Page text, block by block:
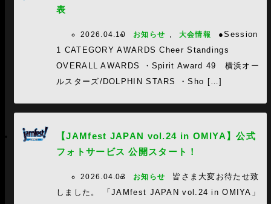
表
2026.04.10 お知らせ 大会情報
●Session
1 CATEGORY AWARDS Cheer Standings
OVERALL AWARDS ・Spirit Award 49 横浜オー
ルスターズ/DOLPHIN STARS ・Sho […]
【JAMfest JAPAN vol.24 in OMIYA】公式
フォトサービス 公開スタート！
2026.04.03 お知らせ
皆さま大変お待たせ致
しました。 「JAMfest JAPAN vol.24 in OMIYA」